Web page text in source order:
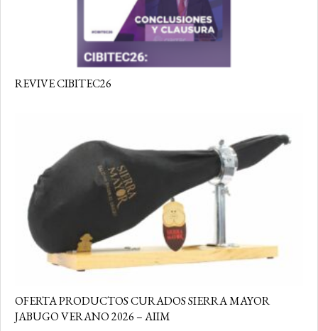
REVIVE CIBITEC26
OFERTA PRODUCTOS CURADOS SIERRA MAYOR
JABUGO VERANO 2026 – AIIM